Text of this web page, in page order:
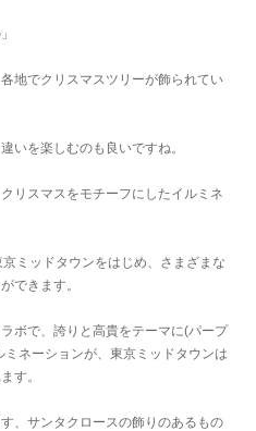
地でクリスマスツリーが飾られてい
いを楽しむのも良いですね。
リスマスをモチーフにしたイルミネ
ミッドタウンをはじめ、さまざまな
できます。
ボで、誇りと高貴をテーマに(パープ
ネーションが、東京ミッドタウンは
す。
、サンタクロースの飾りのあるもの